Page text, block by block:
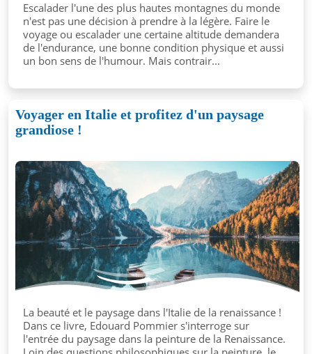
Escalader l'une des plus hautes montagnes du monde
n'est pas une décision à prendre à la légère. Faire le
voyage ou escalader une certaine altitude demandera
de l'endurance, une bonne condition physique et aussi
un bon sens de l'humour. Mais contrair...
Voyager en Italie et profitez d'un paysage
grandiose !
La beauté et le paysage dans l'Italie de la renaissance !
Dans ce livre, Edouard Pommier s'interroge sur
l'entrée du paysage dans la peinture de la Renaissance.